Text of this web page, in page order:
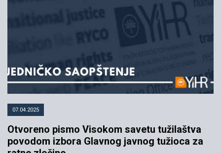
07.04.2025
Otvoreno pismo Visokom savetu tužilaštva
povodom izbora Glavnog javnog tužioca za